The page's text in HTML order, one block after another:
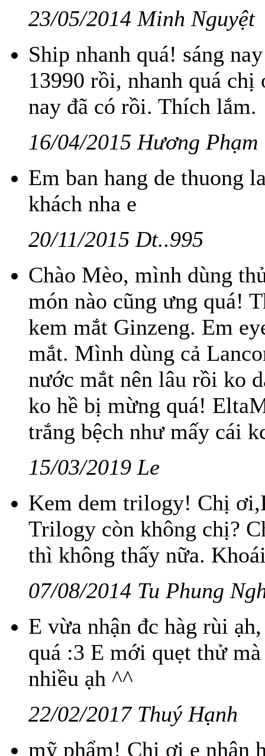
23/05/2014 Minh Nguyệt
Ship nhanh quá! sáng
13990 rồi, nhanh quá
nay đã có rồi. Thích lắm.
16/04/2015 Hương Phạm
Em ban hang de thuong
khách nha e
20/11/2015 Dt..995
Chào Mèo, mình dùng
món nào cũng ưng quá!
kem mắt Ginzeng. Em
mắt. Mình dùng cả
nước mắt nên lâu rồi ko
ko hề bị mừng quá!
trắng bệch như mấy cái
15/03/2019 Le
Kem dem trilogy! Chị
Trilogy còn không chị?
thì không thấy nữa.
07/08/2014 Tu Phung
E vừa nhận đc hàg rùi
quá :3 E mới quẹt thử
nhiều ạh ^^
22/02/2017 Thuý Hạnh
mỹ phẩm! Chị ơi e nhận